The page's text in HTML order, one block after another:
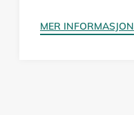
MER INFORMASJON